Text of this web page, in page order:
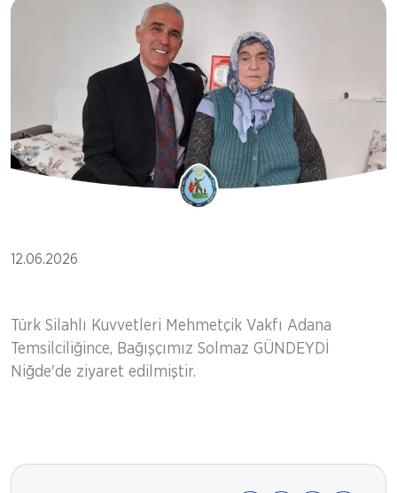
12.06.2026
Türk Silahlı Kuvvetleri Mehmetçik Vakfı Adana
Temsilciliğince, Bağışçımız Solmaz GÜNDEYDİ
Niğde'de ziyaret edilmiştir.